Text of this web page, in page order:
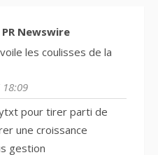
Newswire
les coulisses de la
18:09
pour tirer parti de
une croissance
gestion